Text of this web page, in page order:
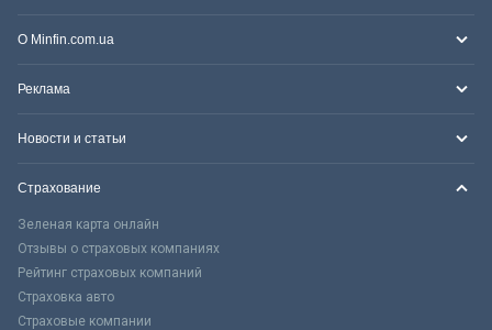
О Minfin.com.ua
Реклама
Новости и статьи
Страхование
Зеленая карта онлайн
Отзывы о страховых компаниях
Рейтинг страховых компаний
Страховка авто
Страховые компании